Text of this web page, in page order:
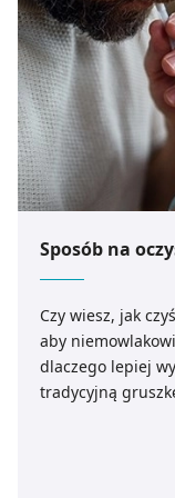
Sposób na
Czy wiesz, jak
aby
dlaczego lepiej
tradycyjną